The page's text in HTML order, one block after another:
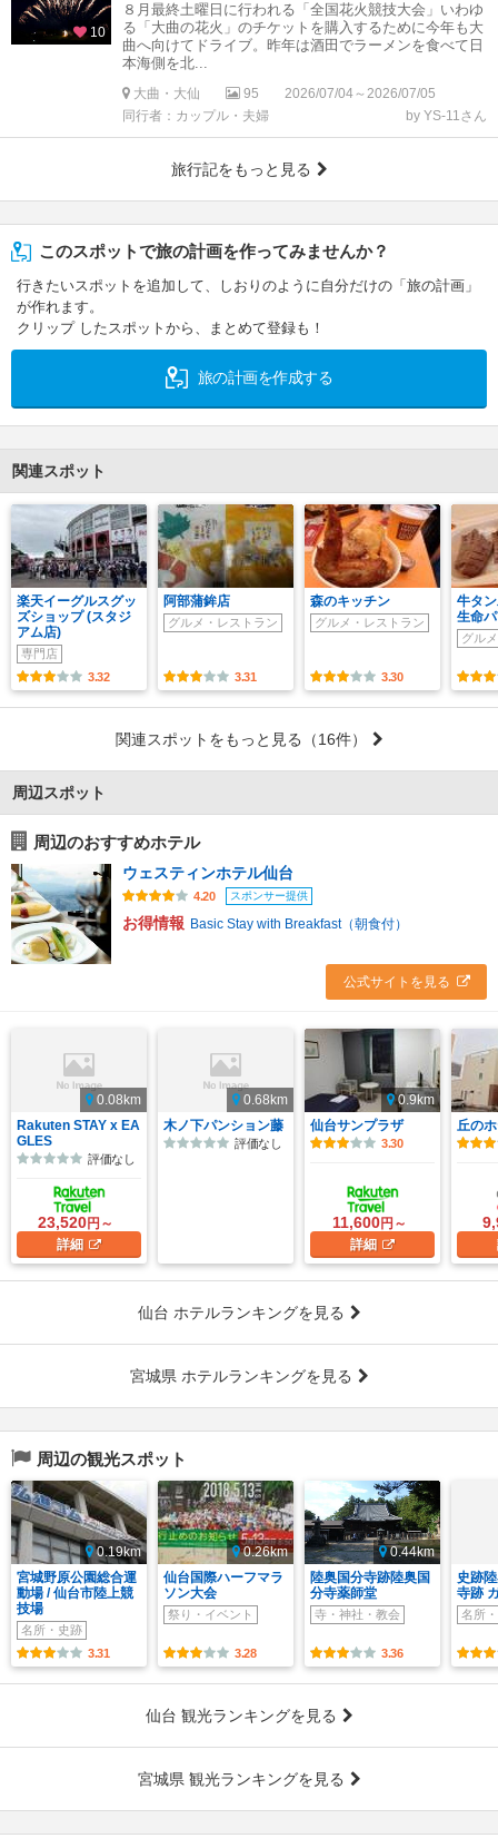
10
８月最終土曜日に行われる「全国花火競技大会」いわゆ
る「大曲の花火」のチケットを購入するために今年も大
曲へ向けてドライブ。昨年は酒田でラーメンを食べて日
本海側を北...
大曲・大仙 95
2026/07/04～2026/07/05
同行者：カップル・夫婦
by YS-11さん
旅行記をもっと見る
このスポットで旅の計画を作ってみませんか？
行きたいスポットを追加して、しおりのように自分だけの「旅の計画」
が作れます。
クリップ したスポットから、まとめて登録も！
旅の計画を作成する
関連スポット
楽天イーグルスグッ
ズショップ (スタジ
アム店)
専門店
3.32
阿部蒲鉾店
グルメ・レストラン
3.31
森のキッチン
グルメ・レストラン
3.30
牛タ
生命
グル
関連スポットをもっと見る （16件）
周辺スポット
周辺のおすすめホテル
ウェスティンホテル仙台
4.20 スポンサー提供
お得情報 Basic Stay with Breakfast（朝食付）
公式サイトを見る
0.08km
Rakuten STAY x EA
GLES
評価なし
23,520円～
詳細
0.68km
木ノ下パンション藤
評価なし
0.9km
仙台サンプラザ
3.30
11,600円～
詳細
丘の
仙台 ホテルランキングを見る
宮城県 ホテルランキングを見る
周辺の観光スポット
0.19km
宮城野原公園総合運
動場 / 仙台市陸上競
技場
名所・史跡
3.31
0.26km
仙台国際ハーフマラ
ソン大会
祭り・イベント
3.28
0.44km
陸奥国分寺跡陸奥国
分寺薬師堂
寺・神社・教会
3.36
史跡
寺跡
名所
仙台 観光ランキングを見る
宮城県 観光ランキングを見る